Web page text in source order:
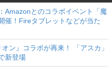
Amazonとのコラボイベント「魔
催！Fireタブレットなどが当た
ン』コラボが再来！ 「アスカ」
新登場